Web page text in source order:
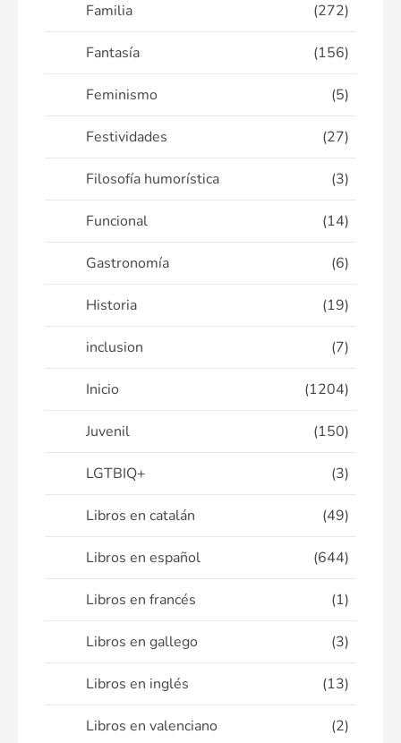
Familia (272)
Fantasía (156)
Feminismo (5)
Festividades (27)
Filosofía humorística (3)
Funcional (14)
Gastronomía (6)
Historia (19)
inclusion (7)
Inicio (1204)
Juvenil (150)
LGTBIQ+ (3)
Libros en catalán (49)
Libros en español (644)
Libros en francés (1)
Libros en gallego (3)
Libros en inglés (13)
Libros en valenciano (2)